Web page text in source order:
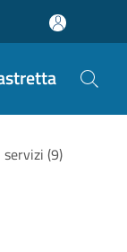
(9)